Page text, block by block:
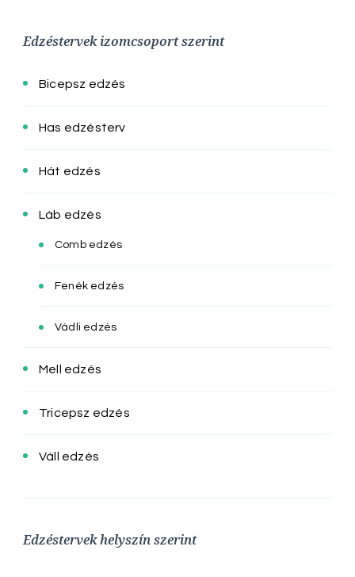
Edzéstervek izomcsoport szerint
Bicepsz edzés
Has edzésterv
Hát edzés
Láb edzés
Comb edzés
Fenék edzés
Vádli edzés
Mell edzés
Tricepsz edzés
Váll edzés
Edzéstervek helyszín szerint